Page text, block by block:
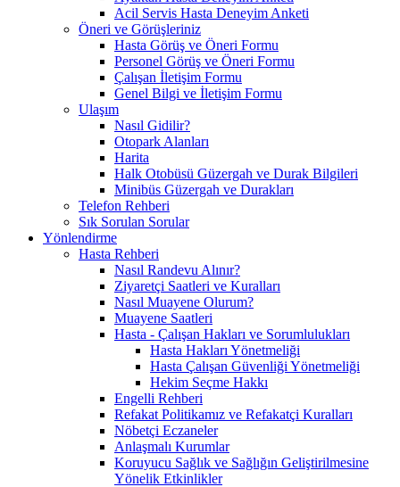
Acil Servis Hasta Deneyim Anketi
Öneri ve Görüşleriniz
Hasta Görüş ve Öneri Formu
Personel Görüş ve Öneri Formu
Çalışan İletişim Formu
Genel Bilgi ve İletişim Formu
Ulaşım
Nasıl Gidilir?
Otopark Alanları
Harita
Halk Otobüsü Güzergah ve Durak Bilgileri
Minibüs Güzergah ve Durakları
Telefon Rehberi
Sık Sorulan Sorular
Yönlendirme
Hasta Rehberi
Nasıl Randevu Alınır?
Ziyaretçi Saatleri ve Kuralları
Nasıl Muayene Olurum?
Muayene Saatleri
Hasta - Çalışan Hakları ve Sorumlulukları
Hasta Hakları Yönetmeliği
Hasta Çalışan Güvenliği Yönetmeliği
Hekim Seçme Hakkı
Engelli Rehberi
Refakat Politikamız ve Refakatçi Kuralları
Nöbetçi Eczaneler
Anlaşmalı Kurumlar
Koruyucu Sağlık ve Sağlığın Geliştirilmesine
Yönelik Etkinlikler